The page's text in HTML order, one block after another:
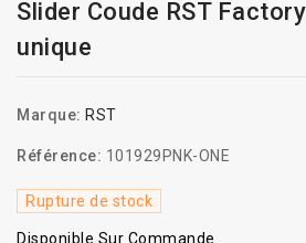
Slider Coude RST
unique
Marque: RST
Référence: 101929PNK-ONE
Rupture de stock
Disponible Sur Commande